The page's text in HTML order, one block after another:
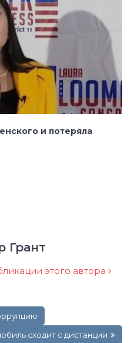
и потеряла
Грант
этого автора
сходит с дистанции